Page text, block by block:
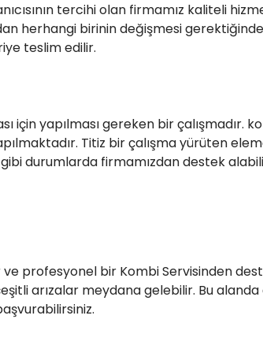
tercihi olan firmamız kaliteli
herhangi birinin değişmesi
teslim edilir.
için yapılması gereken bir çalışmadır.
Titiz bir çalışma yürüten
durumlarda firmamızdan destek
profesyonel bir Kombi Servisinden
arızalar meydana gelebilir. Bu